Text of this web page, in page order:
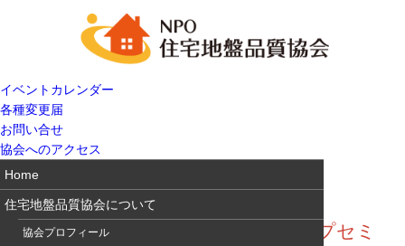
イベントカレンダー
各種変更届
お問い合せ
協会へのアクセス
Home
住宅地盤品質協会について
協会プロフィール
地盤通信335 住宅地盤スキルアップセミ